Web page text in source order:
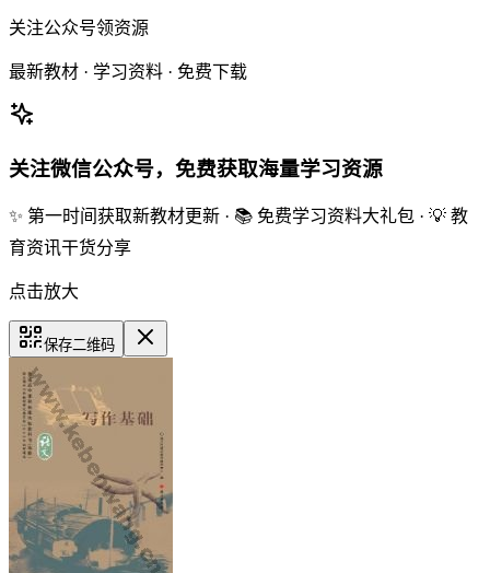
关注公众号领资源
最新教材 · 学习资料 · 免费下载
关注微信公众号，免费获取海量学习资源
✨ 第一时间获取新教材更新 · 📚 免费学习资料大礼包 · 💡 教
育资讯干货分享
点击放大
保存二维码